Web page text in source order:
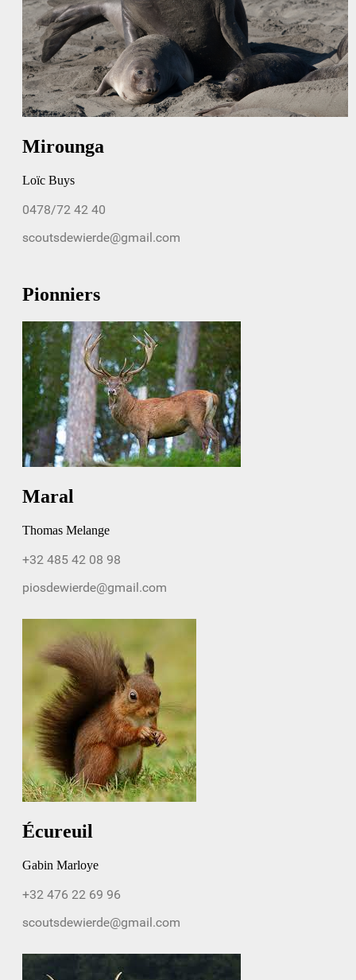
Mirounga
Loïc Buys
Pionniers
Maral
Thomas Melange
Écureuil
Gabin Marloye